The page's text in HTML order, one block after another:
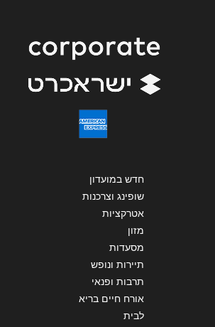
חדש במועדון
שופינג וצרכנות
אטרקציות
מזון
מסעדות
תיירות ונופש
תרבות ופנאי
אורח חיים בריא
לבית